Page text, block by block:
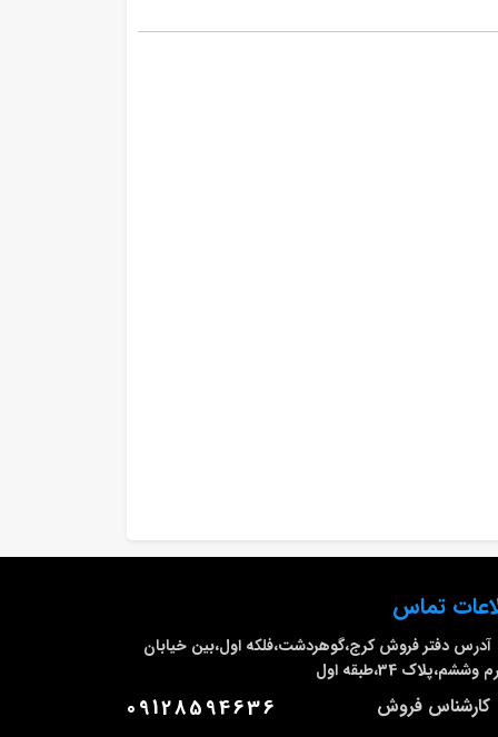
تماس
آدرس دفتر فروش کرج،گوهردشت،فلکه اول،بین خیابان
34،طبقه اول
کارشناس فروش 09128594636